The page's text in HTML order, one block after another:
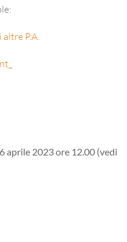
P.A.
aprile 2023 ore 12.00 (vedi